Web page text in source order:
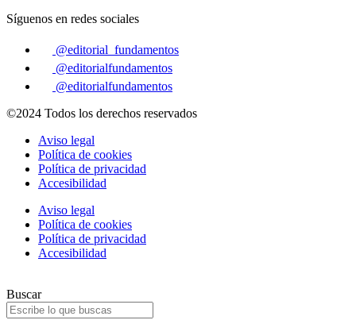
Síguenos en redes sociales
@editorial_fundamentos
@editorialfundamentos
@editorialfundamentos
©2024 Todos los derechos reservados
Aviso legal
Política de cookies
Política de privacidad
Accesibilidad
Aviso legal
Política de cookies
Política de privacidad
Accesibilidad
Buscar